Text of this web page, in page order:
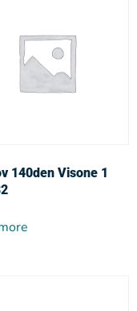
140den Visone 1